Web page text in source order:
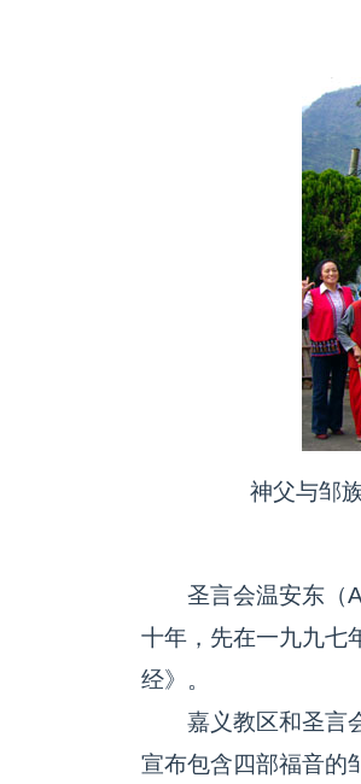
神父与邹
圣言会温安东（
十年，先在一九九七
经》。
嘉义教区和圣言会
宣布包含四部福音的